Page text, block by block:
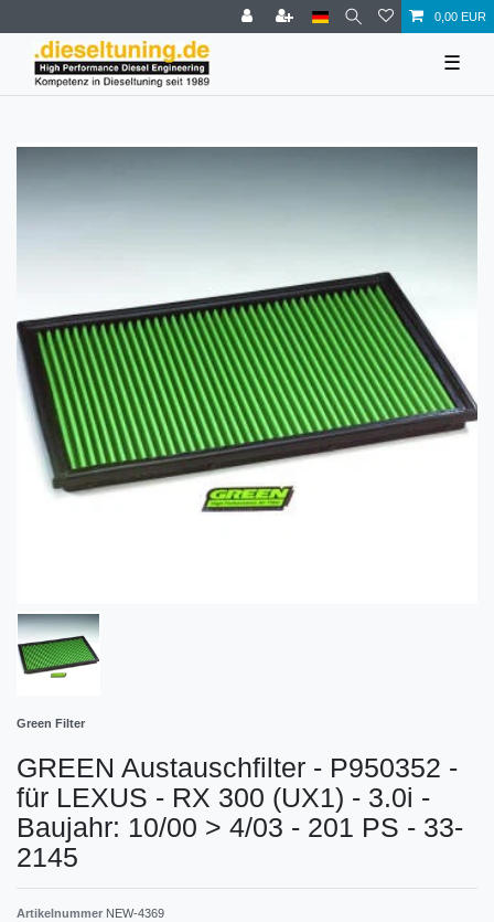
0,00 EUR
☰
Green Filter
GREEN Austauschfilter - P950352 -
für LEXUS - RX 300 (UX1) - 3.0i -
Baujahr: 10/00 > 4/03 - 201 PS - 33-
2145
Artikelnummer NEW-4369